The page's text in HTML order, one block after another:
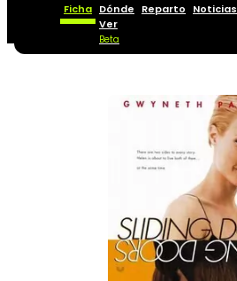
Ficha Dónde
Ver
Beta
Reparto Noticias